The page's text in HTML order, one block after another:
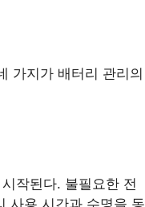
가지가 배터리 관리의
작된다. 불필요한 전